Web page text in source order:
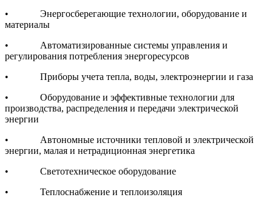
• Энергосберегающие технологии, оборудование и
материалы
• Автоматизированные системы управления и
регулирования потребления энергоресурсов
• Приборы учета тепла, воды, электроэнергии и газа
• Оборудование и эффективные технологии для
производства, распределения и передачи электрической
энергии
• Автономные источники тепловой и электрической
энергии, малая и нетрадиционная энергетика
• Светотехническое оборудование
• Теплоснабжение и теплоизоляция